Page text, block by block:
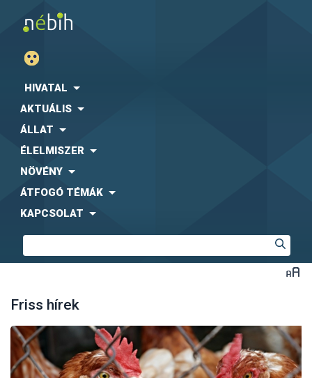
HIVATAL
AKTUÁLIS
ÁLLAT
ÉLELMISZER
NÖVÉNY
ÁTFOGÓ TÉMÁK
KAPCSOLAT
Friss hírek